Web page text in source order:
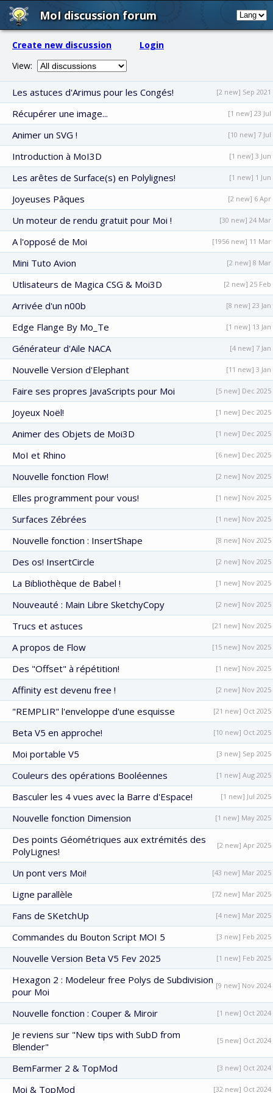
MoI discussion forum
Create new discussion
Login
View:
Les astuces d'Arimus pour les Congés! [2 new] Sep 2021
Récupérer une image... [1 new] 23 Jul
Animer un SVG ! [10 new] 7 Jul
Introduction à MoI3D [1 new] 3 Jun
Les arêtes de Surface(s) en Polylignes! [1 new] 1 Jun
Joyeuses Pâques [2 new] 6 Apr
Un moteur de rendu gratuit pour Moi ! [30 new] 24 Mar
A l'opposé de Moi [1956 new] 11 Mar
Mini Tuto Avion [2 new] 8 Mar
Utlisateurs de Magica CSG & Moi3D [2 new] 25 Feb
Arrivée d'un n00b [8 new] 23 Jan
Edge Flange By Mo_Te [1 new] 13 Jan
Générateur d'Aile NACA [4 new] 7 Jan
Nouvelle Version d'Elephant [11 new] 3 Jan
Faire ses propres JavaScripts pour Moi [5 new] Dec 2025
Joyeux Noël! [1 new] Dec 2025
Animer des Objets de Moi3D [1 new] Dec 2025
MoI et Rhino [6 new] Dec 2025
Nouvelle fonction Flow! [2 new] Nov 2025
Elles programment pour vous! [1 new] Nov 2025
Surfaces Zébrées [1 new] Nov 2025
Nouvelle fonction : InsertShape [8 new] Nov 2025
Des os! InsertCircle [2 new] Nov 2025
La Bibliothèque de Babel ! [1 new] Nov 2025
Nouveauté : Main Libre SketchyCopy [2 new] Nov 2025
Trucs et astuces [21 new] Nov 2025
A propos de Flow [15 new] Nov 2025
Des "Offset" à répétition! [1 new] Nov 2025
Affinity est devenu free ! [2 new] Nov 2025
"REMPLIR" l'enveloppe d'une esquisse [21 new] Oct 2025
Beta V5 en approche! [10 new] Oct 2025
Moi portable V5 [3 new] Sep 2025
Couleurs des opérations Booléennes [1 new] Aug 2025
Basculer les 4 vues avec la Barre d'Espace! [1 new] Jul 2025
Nouvelle fonction Dimension [1 new] May 2025
Des points Géométriques aux extrémités des
PolyLignes!
[2 new] Apr 2025
Un pont vers Moi! [43 new] Mar 2025
Ligne parallèle [72 new] Mar 2025
Fans de SKetchUp [4 new] Mar 2025
Commandes du Bouton Script MOI 5 [3 new] Feb 2025
Nouvelle Version Beta V5 Fev 2025 [1 new] Feb 2025
Hexagon 2 : Modeleur free Polys de Subdivision
pour Moi
[9 new] Nov 2024
Nouvelle fonction : Couper & Miroir [1 new] Oct 2024
Je reviens sur "New tips with SubD from
Blender"
[5 new] Oct 2024
BemFarmer 2 & TopMod [3 new] Oct 2024
Moi & TopMod [32 new] Oct 2024